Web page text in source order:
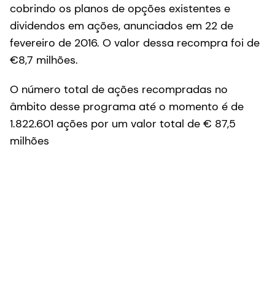
cobrindo os planos de opções existentes e
dividendos em ações, anunciados em 22 de
fevereiro de 2016. O valor dessa recompra foi de
€8,7 milhões.
O número total de ações recompradas no
âmbito desse programa até o momento é de
1.822.601 ações por um valor total de € 87,5
milhões